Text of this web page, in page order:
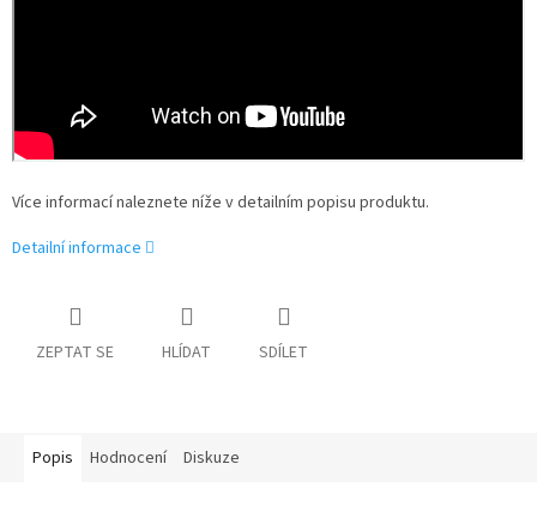
Více informací naleznete níže v detailním popisu produktu.
Detailní informace
ZEPTAT SE HLÍDAT SDÍLET
Popis Hodnocení Diskuze